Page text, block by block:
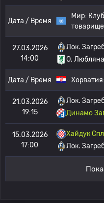
Дата / Время
Мир:
27.03.2026
14:00
Лок.
О. Любляна
Дата / Время Хорватия:
21.03.2026
19:15
Лок.
Динамо
15.03.2026
17:00
Хайдук
Лок.